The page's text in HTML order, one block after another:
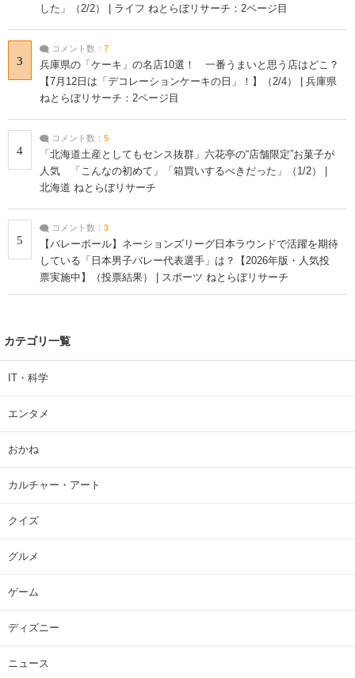
した」（2/2） | ライフ ねとらぼリサーチ：2ページ目
3
コメント数： 7
兵庫県の「ケーキ」の名店10選！ 一番うまいと思う店はどこ？
【7月12日は「デコレーションケーキの日」！】（2/4） | 兵庫県
ねとらぼリサーチ：2ページ目
4
コメント数： 5
「北海道土産としてもセンス抜群」六花亭の“店舗限定”お菓子が
人気 「こんなの初めて」「箱買いするべきだった」（1/2） |
北海道 ねとらぼリサーチ
5
コメント数： 3
【バレーボール】ネーションズリーグ日本ラウンドで活躍を期待
している「日本男子バレー代表選手」は？【2026年版・人気投
票実施中】（投票結果） | スポーツ ねとらぼリサーチ
カテゴリ一覧
IT・科学
エンタメ
おかね
カルチャー・アート
クイズ
グルメ
ゲーム
ディズニー
ニュース